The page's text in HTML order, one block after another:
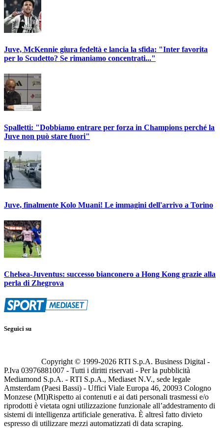
Juve, McKennie giura fedeltà e lancia la sfida: "Inter favorita
per lo Scudetto? Se rimaniamo concentrati..."
Spalletti: "Dobbiamo entrare per forza in Champions perché la
Juve non può stare fuori"
Juve, finalmente Kolo Muani! Le immagini dell'arrivo a Torino
Chelsea-Juventus: successo bianconero a Hong Kong grazie alla
perla di Zhegrova
Seguici su
Copyright © 1999-2026 RTI S.p.A. Business Digital -
P.Iva 03976881007 - Tutti i diritti riservati - Per la pubblicità
Mediamond S.p.A. - RTI S.p.A., Mediaset N.V., sede legale
Amsterdam (Paesi Bassi) - Uffici Viale Europa 46, 20093 Cologno
Monzese (MI)Rispetto ai contenuti e ai dati personali trasmessi e/o
riprodotti è vietata ogni utilizzazione funzionale all’addestramento di
sistemi di intelligenza artificiale generativa. È altresì fatto divieto
espresso di utilizzare mezzi automatizzati di data scraping.